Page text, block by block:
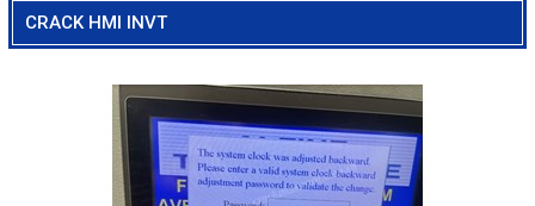
CRACK HMI INVT
Sản phẩm
Hệ Thống Cảnh Báo An
Toàn Xe Nâng
Hệ thống điều khiển giám
64 đường 24, KDC Hiệp
Thủ Dầu Một, Tỉnh Bình
Dương
Điện thoại
0909 199 102
COPYRIGHT 2018. ALL RIGHTS RESERVED